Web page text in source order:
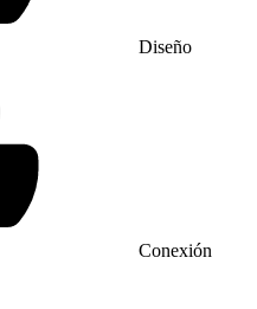
Diseño
Conexión